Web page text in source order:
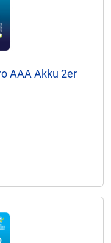
AAA Akku 2er